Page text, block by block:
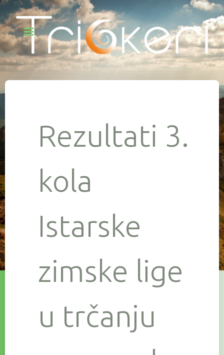
Rezultati 3.
kola
Istarske
zimske lige
u trčanju